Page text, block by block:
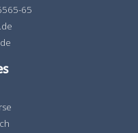
65